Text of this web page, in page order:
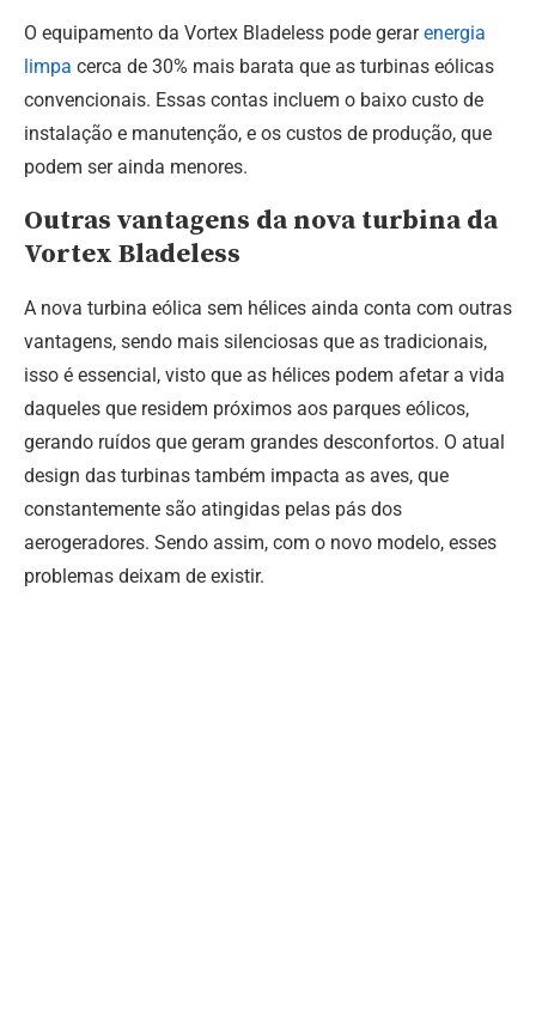
O equipamento da Vortex Bladeless pode gerarenergia
limpa cerca de 30% mais barata que as turbinas eólicas
convencionais. Essas contas incluem o baixo custo de
instalação e manutenção, e os custos de produção, que
podem ser ainda menores.
Outras vantagens da nova turbina da
Vortex Bladeless
A nova turbina eólica sem hélices ainda conta com outras
vantagens, sendo mais silenciosas que as tradicionais,
isso é essencial, visto que as hélices podem afetar a vida
daqueles que residem próximos aos parques eólicos,
gerando ruídos que geram grandes desconfortos. O atual
design das turbinas também impacta as aves, que
constantemente são atingidas pelas pás dos
aerogeradores. Sendo assim, com o novo modelo, esses
problemas deixam de existir.